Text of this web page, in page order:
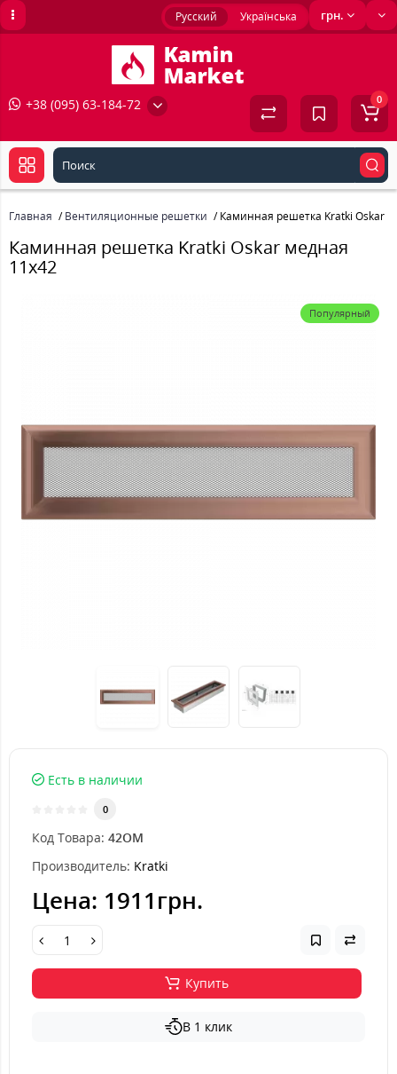
грн.
Русский Українська
+38 (095) 63-184-72 0
Главная Вентиляционные решетки Каминная решетка Kratki Oskar
Каминная решетка Kratki Oskar медная
11x42
Популярный
Есть в наличии
0
Код Товара: 42OM
Производитель: Kratki
Цена: 1911грн.
Купить
В 1 клик